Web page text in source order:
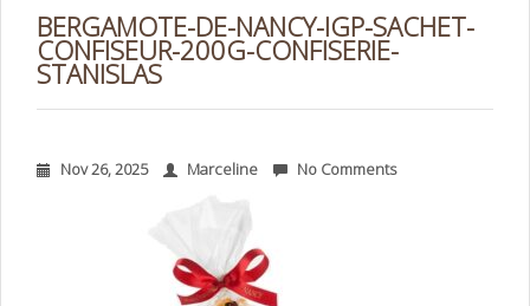
BERGAMOTE-DE-NANCY-IGP-SACHET-
CONFISEUR-200G-CONFISERIE-
STANISLAS
Nov 26, 2025 Marceline No Comments